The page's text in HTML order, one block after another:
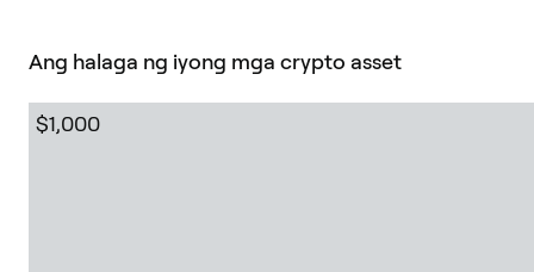
Ang halaga ng iyong mga crypto asset
$1,000,000 +
$30,000
$10,000
$1,000